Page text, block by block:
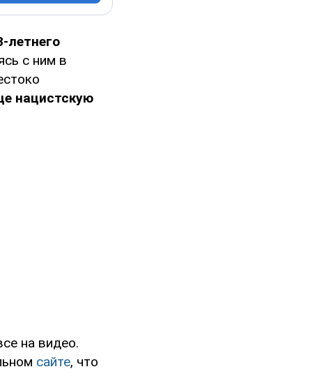
летнего
с ним в
нацистскую
на видео.
сайте, что